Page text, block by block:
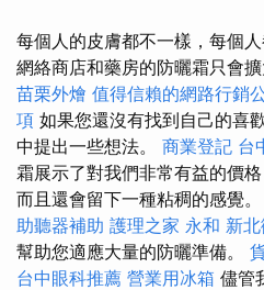
每個人的皮膚都不一樣，每個
網絡商店和藥房的防曬霜只會
苗栗外燴 值得信賴的網路行銷
項 如果您還沒有找到自己的喜
中提出一些想法。 商業登記 台
霜展示了對我們非常有益的價
而且還會留下一種粘稠的感覺。
助聽器補助 護理之家 永和 新
幫助您適應大量的防曬準備。
台中眼科推薦 營業用冰箱 儘管